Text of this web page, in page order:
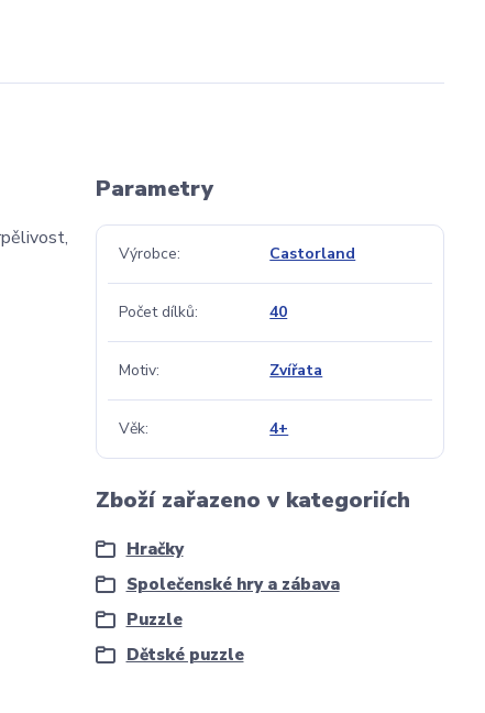
Parametry
Výrobce Castorland
Počet dílků 40
Motiv Zvířata
Věk 4+
Zboží zařazeno v kategoriích
Hračky
Společenské hry a zábava
Puzzle
Dětské puzzle